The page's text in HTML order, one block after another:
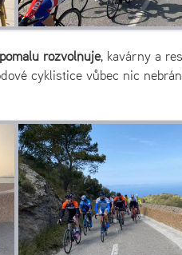
rozvolňuje, kavárny a
cyklistice vůbec nic